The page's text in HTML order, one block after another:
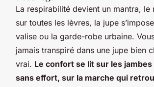
La respirabilité devient un mantra, le
sur toutes les lèvres, la jupe
valise ou la garde-robe urbaine. Vous
jamais transpiré dans une jupe bien
vrai. Le confort se lit sur les
sans effort, sur la marche qui